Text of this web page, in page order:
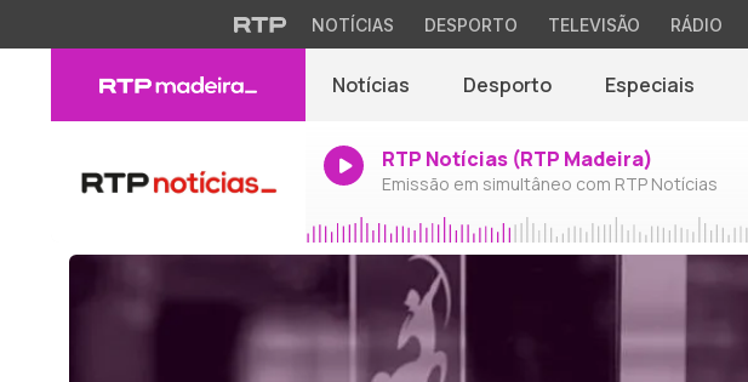
NOTÍCIAS DESPORTO TELEVISÃO RÁDIO
Notícias Desporto Especiais
RTP Notícias (RTP Madeira)
Emissão em simultâneo com RTP Notícias